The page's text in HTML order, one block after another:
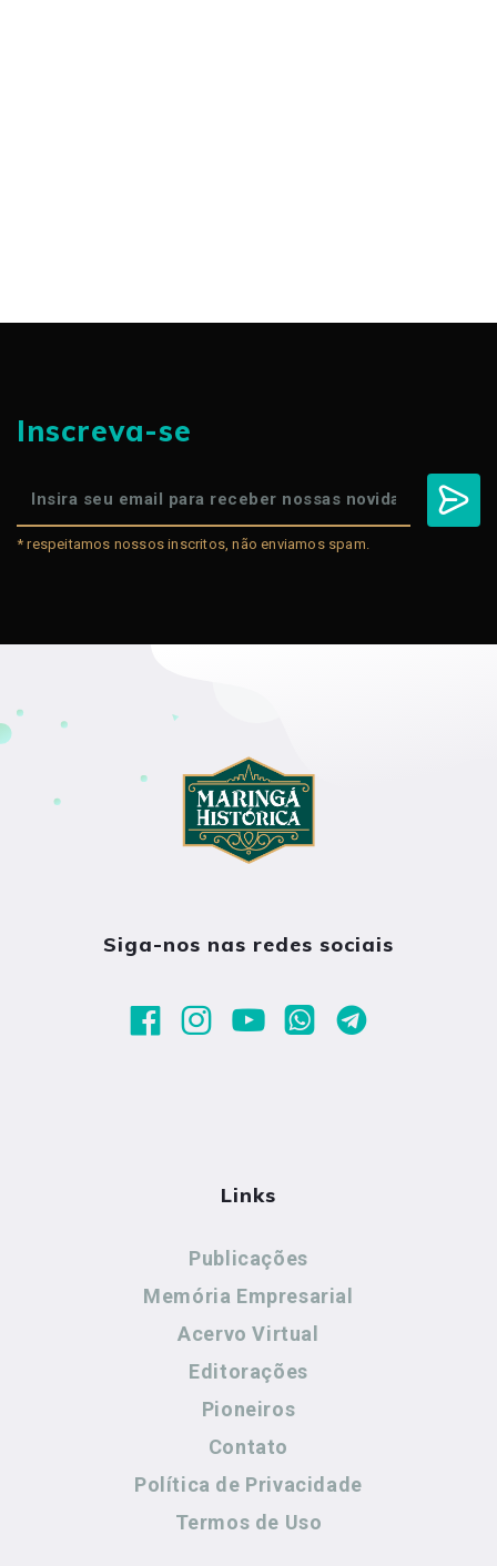
Inscreva-se
* respeitamos nossos inscritos, não enviamos spam.
Siga-nos nas redes sociais
Links
Publicações
Memória Empresarial
Acervo Virtual
Editorações
Pioneiros
Contato
Política de Privacidade
Termos de Uso